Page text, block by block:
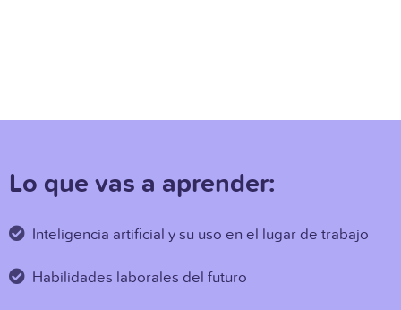
Lo que vas a aprender:
Inteligencia artificial y su uso en el lugar de trabajo
Habilidades laborales del futuro